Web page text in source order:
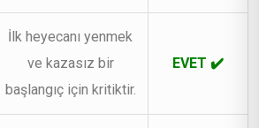
İlk heyecanı yenmek
ve kazasız bir
başlangıç için kritiktir.
EVET ✔️